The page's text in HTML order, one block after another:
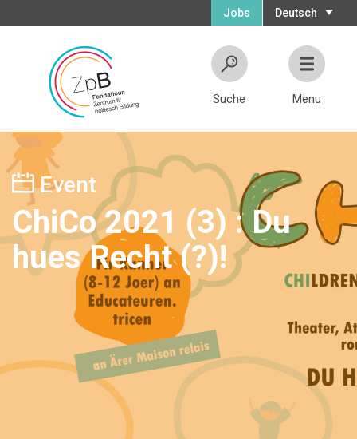
Deutsch
Jobs
Suche Menu
Event
ChiCo 2021 (3) : Du
hues Recht (?)!